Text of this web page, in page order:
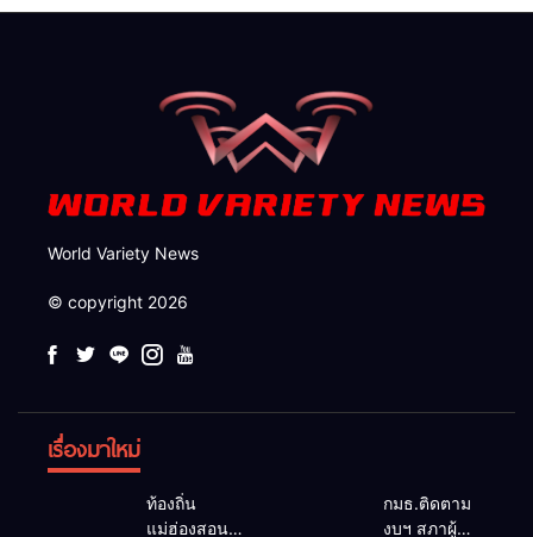
World Variety News
© copyright 2026
เรื่องมาใหม่
ท้องถิ่น
แม่ฮ่องสอน
กมธ.ติดตาม
งบฯ สภาผู้